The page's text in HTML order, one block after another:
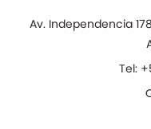
Av. Independencia
Tel: